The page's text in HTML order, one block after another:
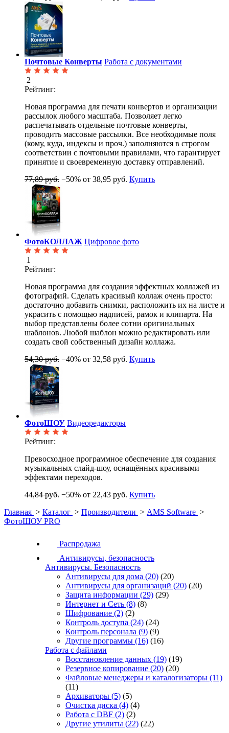
Почтовые Конверты Работа с документами
2
Рейтинг:
Новая программа для печати конвертов и организации
рассылок любого масштаба. Позволяет легко
распечатывать отдельные почтовые конверты,
проводить массовые рассылки. Все необходимые поля
(кому, куда, индексы и проч.) заполняются в строгом
соответствии с почтовыми правилами, что гарантирует
принятие и своевременную доставку отправлений.
77,89 руб. −50% от 38,95 руб. Купить
ФотоКОЛЛАЖ Цифровое фото
1
Рейтинг:
Новая программа для создания эффектных коллажей из
фотографий. Сделать красивый коллаж очень просто:
достаточно добавить снимки, расположить их на листе и
украсить с помощью надписей, рамок и клипарта. На
выбор представлены более сотни оригинальных
шаблонов. Любой шаблон можно редактировать или
создать свой собственный дизайн коллажа.
54,30 руб. −40% от 32,58 руб. Купить
ФотоШОУ Видеоредакторы
Рейтинг:
Превосходное программное обеспечение для создания
музыкальных слайд-шоу, оснащённых красивыми
эффектами переходов.
44,84 руб. −50% от 22,43 руб. Купить
Главная > Каталог > Производители > AMS Software >
ФотоШОУ PRO
Распродажа
Антивирусы, безопасность
Антивирусы. Безопасность
Антивирусы для дома (20) (20)
Антивирусы для организаций (20) (20)
Защита информации (29) (29)
Интернет и Сеть (8) (8)
Шифрование (2) (2)
Контроль доступа (24) (24)
Контроль персонала (9) (9)
Другие программы (16) (16)
Работа с файлами
Восстановление данных (19) (19)
Резервное копирование (20) (20)
Файловые менеджеры и каталогизаторы (11)
(11)
Архиваторы (5) (5)
Очистка диска (4) (4)
Работа с DBF (2) (2)
Другие утилиты (22) (22)